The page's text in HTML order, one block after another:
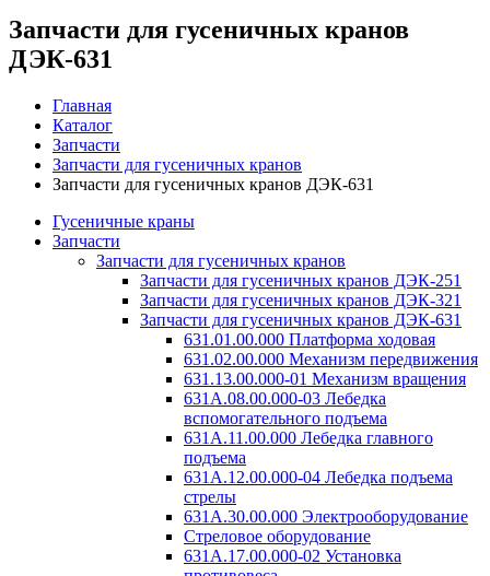
Запчасти для гусеничных кранов
ДЭК-631
Главная
Каталог
Запчасти
Запчасти для гусеничных кранов
Запчасти для гусеничных кранов ДЭК-631
Гусеничные краны
Запчасти
Запчасти для гусеничных кранов
Запчасти для гусеничных кранов ДЭК-251
Запчасти для гусеничных кранов ДЭК-321
Запчасти для гусеничных кранов ДЭК-631
631.01.00.000 Платформа ходовая
631.02.00.000 Механизм передвижения
631.13.00.000-01 Механизм вращения
631А.08.00.000-03 Лебедка
вспомогательного подъема
631А.11.00.000 Лебедка главного
подъема
631А.12.00.000-04 Лебедка подъема
стрелы
631А.30.00.000 Электрооборудование
Стреловое оборудование
631А.17.00.000-02 Установка